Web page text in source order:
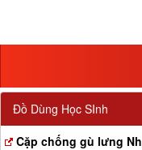
Đồ Dùng Học SInh
Cặp chống gù lưng